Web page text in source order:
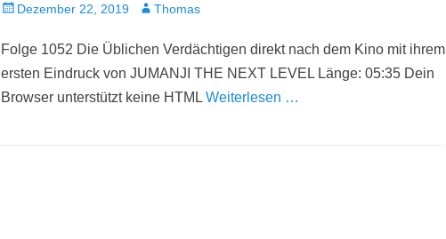
Veröffentlicht
Dezember 22, 2019 AutorThomas
Folge 1052 Die Üblichen Verdächtigen direkt nach dem Kino mit ihrem
ersten Eindruck von JUMANJI THE NEXT LEVEL Länge: 05:35 Dein
Browser unterstützt keine HTML Weiterlesen …